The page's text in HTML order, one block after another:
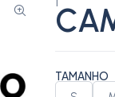
TAMANHO